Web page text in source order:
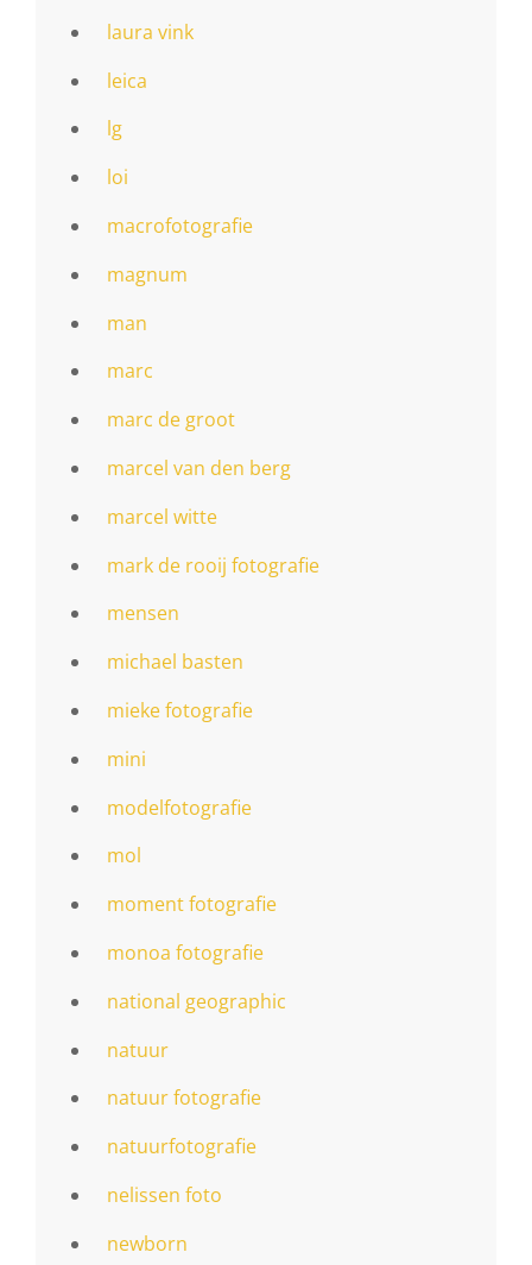
laura vink
leica
lg
loi
macrofotografie
magnum
man
marc
marc de groot
marcel van den berg
marcel witte
mark de rooij fotografie
mensen
michael basten
mieke fotografie
mini
modelfotografie
mol
moment fotografie
monoa fotografie
national geographic
natuur
natuur fotografie
natuurfotografie
nelissen foto
newborn